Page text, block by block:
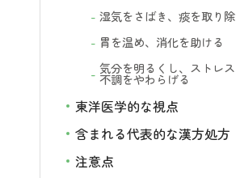
湿気をさばき、痰を取り除
胃を温め、消化を助ける
気分を明るくし、ストレ
不調をやわらげる
東洋医学的な視点
含まれる代表的な漢方処方
注意点